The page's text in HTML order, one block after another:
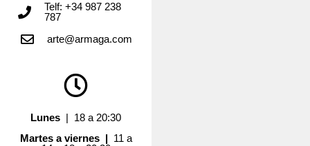
Telf: +34 987 238
787
arte@armaga.com
Lunes | 18 a 20:30
Martes a viernes | 11 a